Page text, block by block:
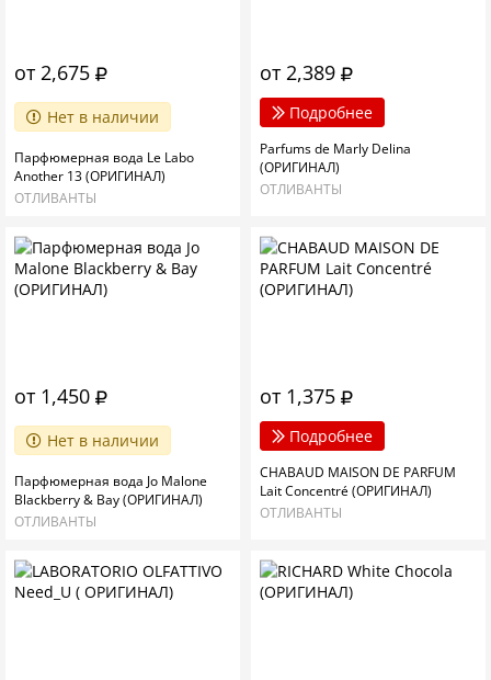
от 2,675
Нет в наличии
Парфюмерная вода Le Labo
Another 13 (ОРИГИНАЛ)
ОТЛИВАНТЫ
от 2,389
Подробнее
Parfums de Marly Delina
(ОРИГИНАЛ)
ОТЛИВАНТЫ
от 1,450
Нет в наличии
Парфюмерная вода Jo Malone
Blackberry & Bay (ОРИГИНАЛ)
ОТЛИВАНТЫ
от 1,375
Подробнее
CHABAUD MAISON DE PARFUM
Lait Concentré (ОРИГИНАЛ)
ОТЛИВАНТЫ